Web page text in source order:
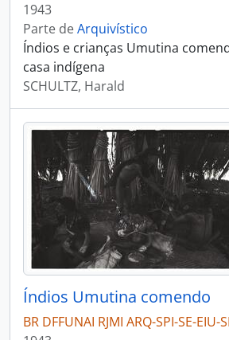
1943
Parte deArquivístico
Índios e crianças Umutina
casa indígena
SCHULTZ, Harald
Índios Umutina comendo
BR DFFUNAI RJMI ARQ-SPI-SE-EIU-